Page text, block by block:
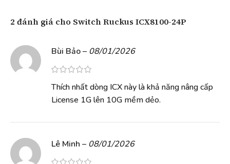
2 đánh giá cho Switch Ruckus ICX8100-24P
Bùi Bảo– 08/01/2026
Thích nhất dòng ICX này là khả năng nâng cấp
License 1G lên 10G mềm dẻo.
Lê Minh – 08/01/2026